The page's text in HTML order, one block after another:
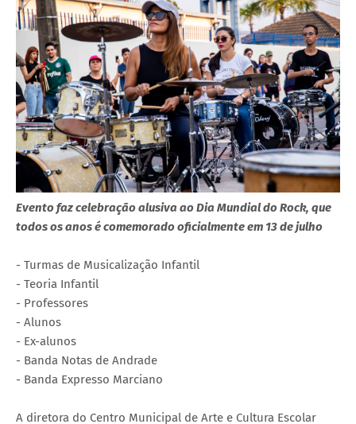
Evento faz celebração alusiva ao Dia Mundial do Rock, que
todos os anos é comemorado oficialmente em 13 de julho
- Turmas de Musicalização Infantil
- Teoria Infantil
- Professores
- Alunos
- Ex-alunos
- Banda Notas de Andrade
- Banda Expresso Marciano
A diretora do Centro Municipal de Arte e Cultura Escolar